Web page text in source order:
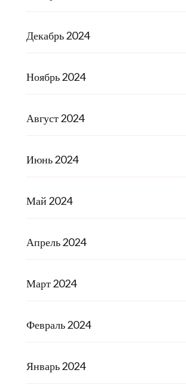
Декабрь 2024
Ноябрь 2024
Август 2024
Июнь 2024
Май 2024
Апрель 2024
Март 2024
Февраль 2024
Январь 2024